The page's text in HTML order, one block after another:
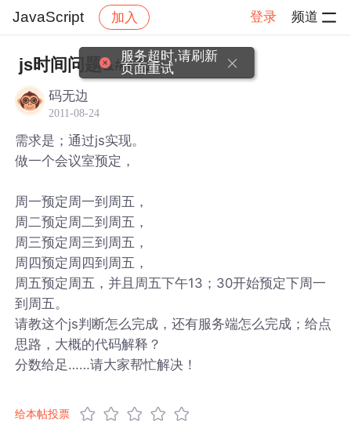
JavaScript 加入 登录 频道
社区 JavaScript 帖子详情
js时间问题&#xff1f;
码无边
2011-08-24
需求是；通过js实现。
做一个会议室预定，
周一预定周一到周五，
周二预定周二到周五，
周三预定周三到周五，
周四预定周四到周五，
周五预定周五，并且周五下午13；30开始预定下周一
到周五。
请教这个js判断怎么完成，还有服务端怎么完成；给点
思路，大概的代码解释？
分数给足……请大家帮忙解决！
给本帖投票